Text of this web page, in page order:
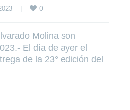
0
Molina son
El día de ayer el
de la 23° edición del